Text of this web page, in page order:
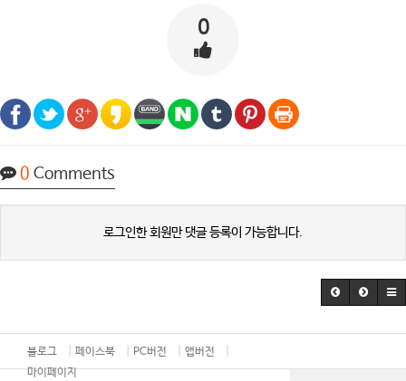
0
0 Comments
로그인한 회원만 댓글 등록이 가능합니다.
블로그 페이스북 PC버전
앱버전
마이페이지